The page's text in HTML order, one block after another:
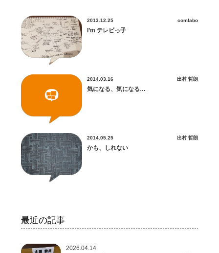
2013.12.25
I’m テレビっ子
comlabo
2014.03.16
気になる、気になる…
出村 哲朗
2014.05.25
かも、しれない
出村 哲朗
最近の記事
2026.04.14